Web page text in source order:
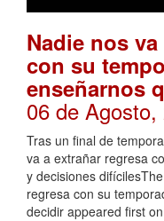
Nadie nos
con su
enseñarnos
06 de
Tras un final de
va a extrañar regresa
y decisiones
regresa con su
decidir appeared first